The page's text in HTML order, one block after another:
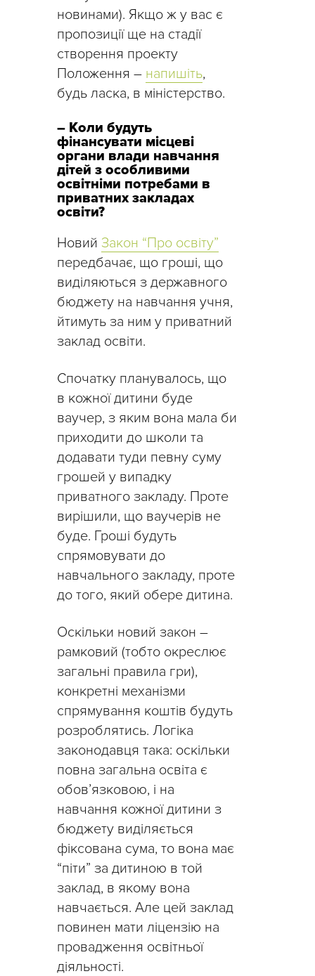
новинами). Якщо ж у вас є
пропозиції ще на стадії
створення проекту
Положення – напишіть,
будь ласка, в міністерство.
– Коли будуть
фінансувати місцеві
органи влади навчання
дітей з особливими
освітніми потребами в
приватних закладах
освіти?
Новий Закон “Про освіту”
передбачає, що гроші, що
виділяються з державного
бюджету на навчання учня,
йтимуть за ним у приватний
заклад освіти.
Спочатку планувалось, що
в кожної дитини буде
ваучер, з яким вона мала би
приходити до школи та
додавати туди певну суму
грошей у випадку
приватного закладу. Проте
вирішили, що ваучерів не
буде. Гроші будуть
спрямовувати до
навчального закладу, проте
до того, який обере дитина.
Оскільки новий закон –
рамковий (тобто окреслює
загальні правила гри),
конкретні механізми
спрямування коштів будуть
розроблятись. Логіка
законодавця така: оскільки
повна загальна освіта є
обов’язковою, і на
навчання кожної дитини з
бюджету виділяється
фіксована сума, то вона має
“піти” за дитиною в той
заклад, в якому вона
навчається. Але цей заклад
повинен мати ліцензію на
провадження освітньої
діяльності.